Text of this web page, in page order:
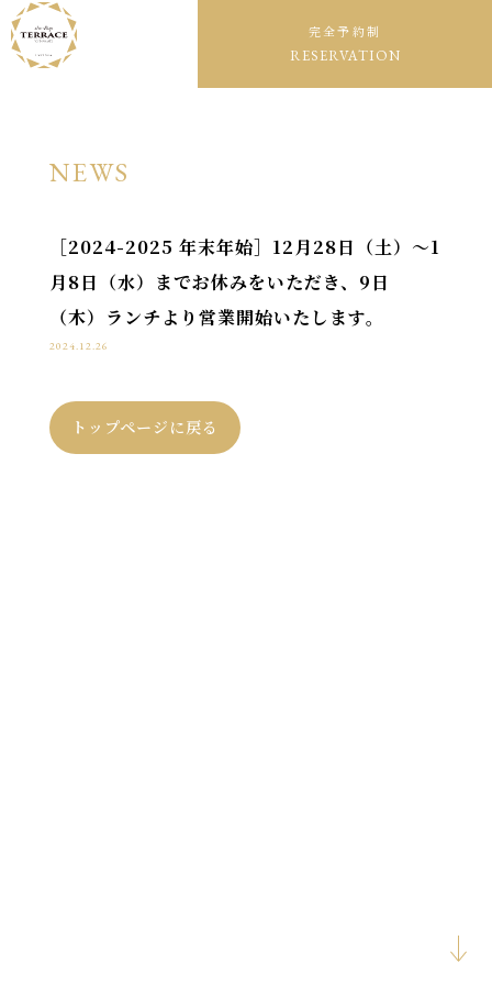
完全予約制
RESERVATION
NEWS
［2024-2025 年末年始］12月28日（土）〜1
月8日（水）までお休みをいただき、9日
（木）ランチより営業開始いたします。
2024.12.26
トップページに戻る